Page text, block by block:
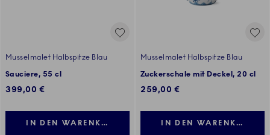
Musselmalet Halbspitze Blau
Sauciere, 55 cl
399,00 €
IN DEN WARENKORB LEGEN
Musselmalet Halbspitze Blau
Zuckerschale mit Deckel, 20 cl
259,00 €
IN DEN WARENKORB